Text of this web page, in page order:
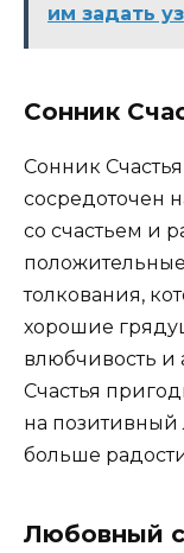
им задать
Сонник
Сонник
сосредоточен
со счастьем и
толкования,
хорошие
влюбчивость и
Счастья
на
больше
Любовный